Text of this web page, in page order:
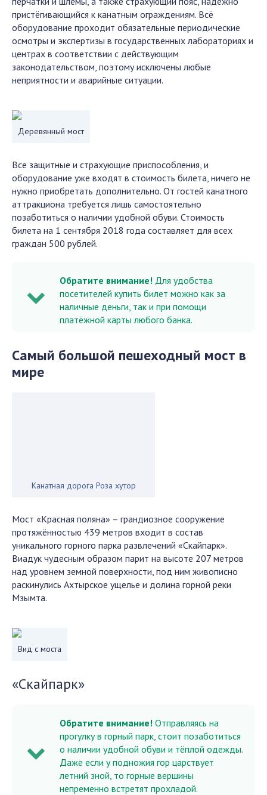
пристёгивающийся к канатным ограждениям. Всё
оборудование проходит обязательные периодические
осмотры и экспертизы в государственных лабораториях и
центрах в соответствии с действующим
законодательством, поэтому исключены любые
неприятности и аварийные ситуации.
Деревянный мост
Все защитные и страхующие приспособления, и
оборудование уже входят в стоимость билета, ничего не
нужно приобретать дополнительно. От гостей канатного
аттракциона требуется лишь самостоятельно
позаботиться о наличии удобной обуви. Стоимость
билета на 1 сентября 2018 года составляет для всех
граждан 500 рублей.
Обратите внимание! Для удобства
посетителей купить билет можно как за
наличные деньги, так и при помощи
платёжной карты любого банка.
Самый большой пешеходный мост в
мире
Канатная дорога Роза хутор
Мост «Красная поляна» – грандиозное сооружение
протяжённостью 439 метров входит в состав
уникального горного парка развлечений «Скайпарк».
Виадук чудесным образом парит на высоте 207 метров
над уровнем земной поверхности, под ним живописно
раскинулись Ахтырское ущелье и долина горной реки
Мзымта.
Вид с моста
«Скайпарк»
Обратите внимание! Отправляясь на
прогулку в горный парк, стоит позаботиться
о наличии удобной обуви и тёплой одежды.
Даже если у подножия гор царствует
летний зной, то горные вершины
непременно встретят прохладой.